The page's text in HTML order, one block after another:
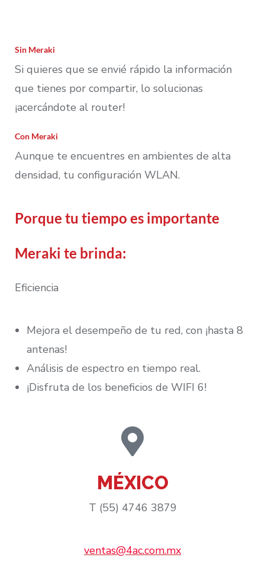
Sin Meraki
Si quieres que se envié rápido la información
que tienes por compartir, lo solucionas
¡acercándote al router!
Con Meraki
Aunque te encuentres en ambientes de alta
densidad, tu configuración WLAN.
Porque tu tiempo es importante
Meraki te brinda:
Eficiencia
Mejora el desempeño de tu red, con ¡hasta 8
antenas!
Análisis de espectro en tiempo real.
¡Disfruta de los beneficios de WIFI 6!
MÉXICO
T (55) 4746 3879
ventas@4ac.com.mx